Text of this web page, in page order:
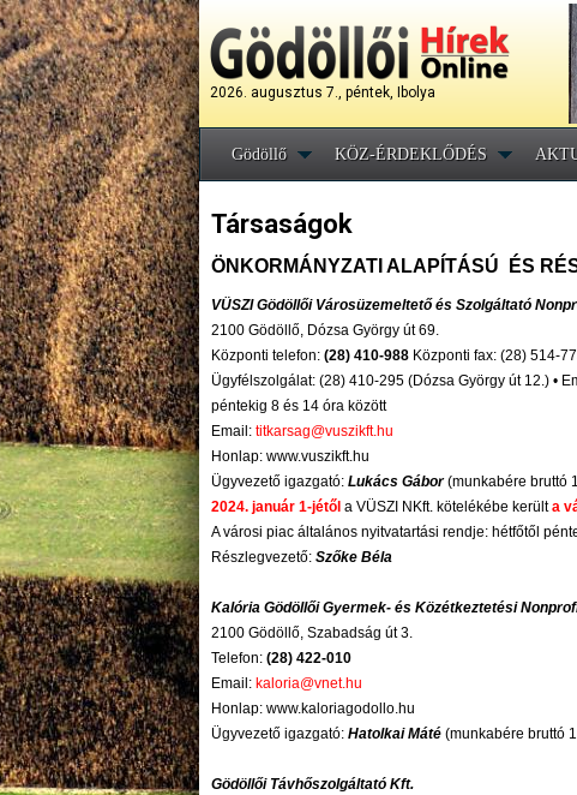
2026. augusztus 7., péntek, Ibolya
Gödöllő KÖZ-ÉRDEKLŐDÉS
Társaságok
ÖNKORMÁNYZATI ALAPÍTÁSÚ ÉS
VÜSZI Gödöllői Városüzemeltető és Szolgáltató
2100 Gödöllő, Dózsa György út 69.
Központi telefon: (28) 410-988 Központi fax: (28) 514-
Ügyfélszolgálat: (28) 410-295 (Dózsa György út 12.) •
péntekig 8 és 14 óra között
Email: titkarsag@vuszikft.hu
Honlap: www.vuszikft.hu
Ügyvezető igazgató: Lukács Gábor(munkabére bruttó
2024. január 1-jétől a VÜSZI NKft. kötelékébe kerülta
A városi piac általános nyitvatartási rendje: hétfőtől
Részlegvezető: Szőke Béla
Kalória Gödöllői Gyermek- és Közétkeztetési
2100 Gödöllő, Szabadság út 3.
Telefon: (28) 422-010
Email: kaloria@vnet.hu
Honlap: www.kaloriagodollo.hu
Ügyvezető igazgató: Hatolkai Máté (munkabére bruttó
Gödöllői Távhőszolgáltató Kft.